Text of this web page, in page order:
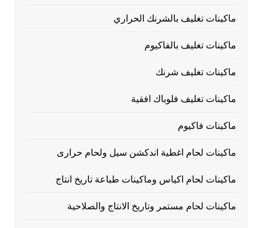
ماكينات تغليف بالشرنك الحراري
ماكينات تغليف بالفاكيوم
ماكينات تغليف شرنك
ماكينات تغليف فلوباك افقية
ماكينات فاكيوم
ماكينات لحام اغطية اندكشن سيل ولحام حرارى
ماكينات لحام اكياس وماكينات طباعة تاريخ انتاج
ماكينات لحام مستمر وتاريخ الانتاج والصلاحية